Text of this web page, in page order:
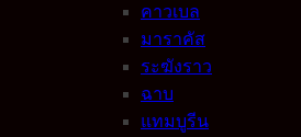
คาวเบล
มาราคัส
ระฆังราว
ฉาบ
แทมบูรีน